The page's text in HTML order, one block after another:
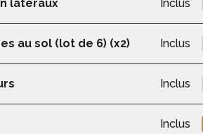
latéraux Inclus
au sol (lot de 6) (x2) Inclus
Inclus
Inclus